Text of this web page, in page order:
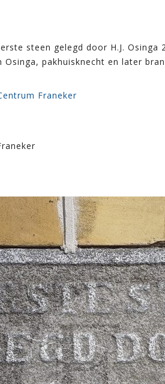
steen gelegd door H.J.
Osinga, pakhuisknecht en later
Franeker